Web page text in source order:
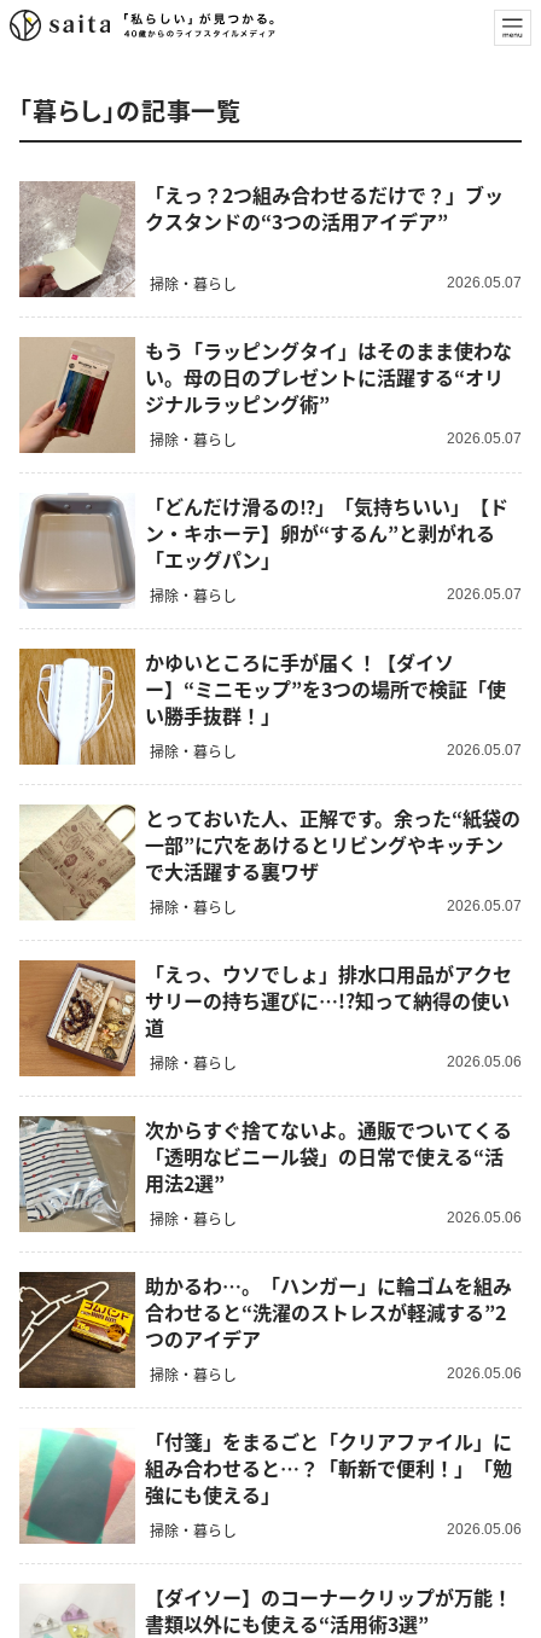
「暮らし」の記事一覧
「えっ？2つ組み合わせるだけで？」ブッ
クスタンドの“3つの活用アイデア”
掃除・暮らし 2026.05.07
もう「ラッピングタイ」はそのまま使わな
い。母の日のプレゼントに活躍する“オリ
ジナルラッピング術”
掃除・暮らし 2026.05.07
「どんだけ滑るの⁉」「気持ちいい」【ド
ン・キホーテ】卵が“するん”と剥がれる
「エッグパン」
掃除・暮らし 2026.05.07
かゆいところに手が届く！【ダイソ
ー】“ミニモップ”を3つの場所で検証「使
い勝手抜群！」
掃除・暮らし 2026.05.07
とっておいた人、正解です。余った“紙袋の
一部”に穴をあけるとリビングやキッチン
で大活躍する裏ワザ
掃除・暮らし 2026.05.07
「えっ、ウソでしょ」排水口用品がアクセ
サリーの持ち運びに…!?知って納得の使い
道
掃除・暮らし 2026.05.06
次からすぐ捨てないよ。通販でついてくる
「透明なビニール袋」の日常で使える“活
用法2選”
掃除・暮らし 2026.05.06
助かるわ…。「ハンガー」に輪ゴムを組み
合わせると“洗濯のストレスが軽減する”2
つのアイデア
掃除・暮らし 2026.05.06
「付箋」をまるごと「クリアファイル」に
組み合わせると…？「斬新で便利！」「勉
強にも使える」
掃除・暮らし 2026.05.06
【ダイソー】のコーナークリップが万能！
書類以外にも使える“活用術3選”